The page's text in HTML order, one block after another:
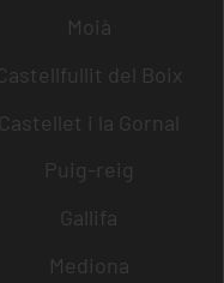
Moià
Castellfullit del Boix
Castellet i la Gornal
Puig-reig
Gallifa
Mediona